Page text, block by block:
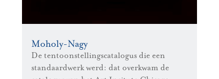
Moholy-Nagy
De tentoonstellingscatalogus die een
standaardwerk werd: dat overkwam de